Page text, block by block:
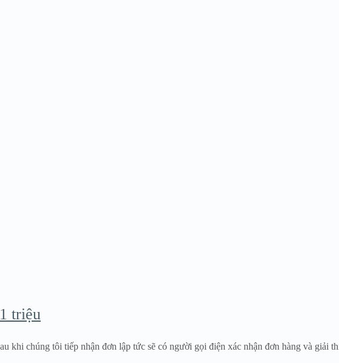
triệu
khi chúng tôi tiếp nhận đơn lập tức sẽ có người gọi điện xác nhận đơn hàng và giải